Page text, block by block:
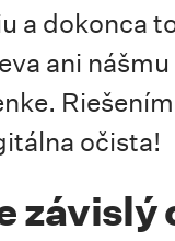
a dokonca
ani
očista!
závislý